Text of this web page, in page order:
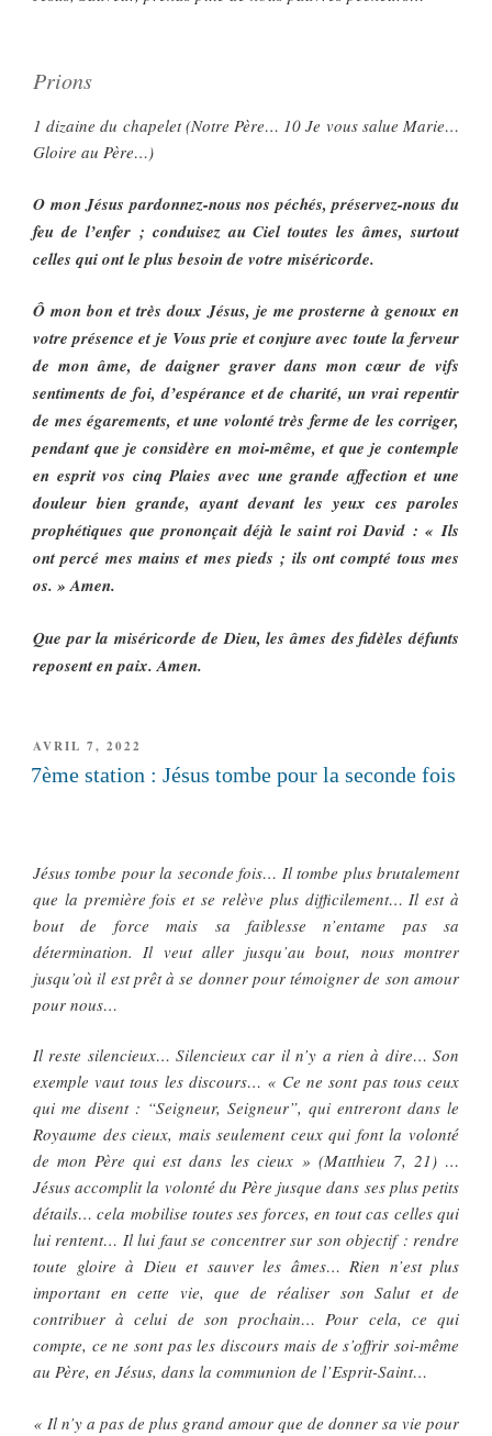
Prions
1 dizaine du chapelet (Notre Père… 10 Je vous salue Marie…
Gloire au Père…)
O mon Jésus pardonnez-nous nos péchés, préservez-nous du
feu de l’enfer ; conduisez au Ciel toutes les âmes, surtout
celles qui ont le plus besoin de votre miséricorde.
Ô mon bon et très doux Jésus, je me prosterne à genoux en
votre présence et je Vous prie et conjure avec toute la ferveur
de mon âme, de daigner graver dans mon cœur de vifs
sentiments de foi, d’espérance et de charité, un vrai repentir
de mes égarements, et une volonté très ferme de les corriger,
pendant que je considère en moi-même, et que je contemple
en esprit vos cinq Plaies avec une grande affection et une
douleur bien grande, ayant devant les yeux ces paroles
prophétiques que prononçait déjà le saint roi David : « Ils
ont percé mes mains et mes pieds ; ils ont compté tous mes
os. » Amen.
Que par la miséricorde de Dieu, les âmes des fidèles défunts
reposent en paix. Amen.
PUBLIÉ
LE
AVRIL 7, 2022
7ème station : Jésus tombe pour la seconde fois
Jésus tombe pour la seconde fois… Il tombe plus brutalement
que la première fois et se relève plus difficilement… Il est à
bout de force mais sa faiblesse n’entame pas sa
détermination. Il veut aller jusqu’au bout, nous montrer
jusqu’où il est prêt à se donner pour témoigner de son amour
pour nous…
Il reste silencieux… Silencieux car il n’y a rien à dire… Son
exemple vaut tous les discours… « Ce ne sont pas tous ceux
qui me disent : “Seigneur, Seigneur”, qui entreront dans le
Royaume des cieux, mais seulement ceux qui font la volonté
de mon Père qui est dans les cieux » (Matthieu 7, 21) …
Jésus accomplit la volonté du Père jusque dans ses plus petits
détails… cela mobilise toutes ses forces, en tout cas celles qui
lui rentent… Il lui faut se concentrer sur son objectif : rendre
toute gloire à Dieu et sauver les âmes… Rien n’est plus
important en cette vie, que de réaliser son Salut et de
contribuer à celui de son prochain… Pour cela, ce qui
compte, ce ne sont pas les discours mais de s’offrir soi-même
au Père, en Jésus, dans la communion de l’Esprit-Saint…
« Il n’y a pas de plus grand amour que de donner sa vie pour